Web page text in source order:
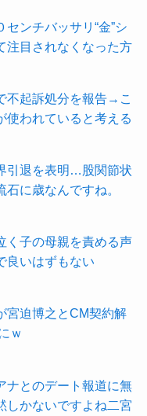
ンチバッサリ“金”シ
注目されなくなった方
不起訴処分を報告→こ
使われていると考える
引退を表明…股関節状
に歳なんですね。
く子の母親を責める声
良いはずもない
宮迫博之とCM契約解
ｗ
とのデート報道に無
かないですよね二宮